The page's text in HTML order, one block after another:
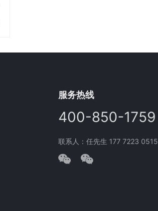
服务热线
400-850-1759
联系人：任先生 177 7223 0515